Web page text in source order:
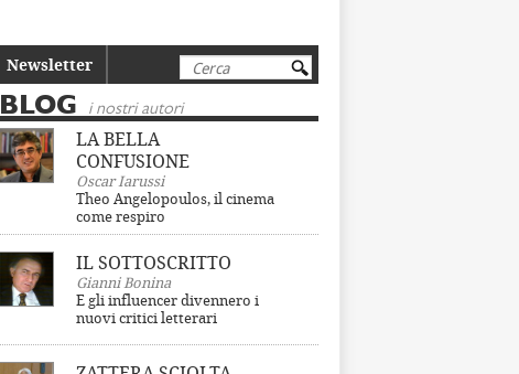
Cerca
Newsletter
BLOG i nostri autori
LA BELLA
CONFUSIONE
Oscar Iarussi
Theo Angelopoulos, il cinema
come respiro
IL SOTTOSCRITTO
Gianni Bonina
E gli influencer divennero i
nuovi critici letterari